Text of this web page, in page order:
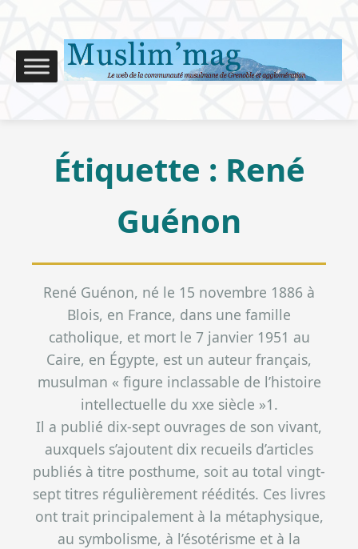
Étiquette : René
Guénon
René Guénon, né le 15 novembre 1886 à
Blois, en France, dans une famille
catholique, et mort le 7 janvier 1951 au
Caire, en Égypte, est un auteur français,
musulman « figure inclassable de l’histoire
intellectuelle du xxe siècle »1.
Il a publié dix-sept ouvrages de son vivant,
auxquels s’ajoutent dix recueils d’articles
publiés à titre posthume, soit au total vingt-
sept titres régulièrement réédités. Ces livres
ont trait principalement à la métaphysique,
au symbolisme, à l’ésotérisme et à la